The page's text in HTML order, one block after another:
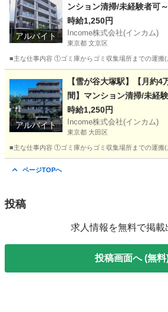
アルバイト
ンション清掃/未経験者可
時給1,250円
Income株式会社(インカム)
東京都 文京区
■主な仕事内容 ①ゴミ庫からゴミ収集場所までの運搬
その他 Web
アルバイト
【雪が谷大塚駅】【月約
間】マンション清掃/未経
大塚)
時給1,250円
Income株式会社(インカム)
東京都 大田区
■主な仕事内容 ①ゴミ庫からゴミ収集場所までの運搬
ページTOPへ
投稿
求人情報を無料で掲載
投稿画面へ (無料